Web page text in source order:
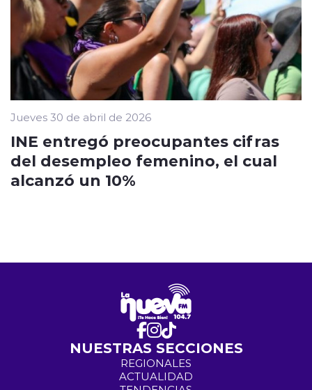
Jueves 30 de abril de 2026
INE entregó preocupantes cifras
del desempleo femenino, el cual
alcanzó un 10%
NUESTRAS SECCIONES
REGIONALES
ACTUALIDAD